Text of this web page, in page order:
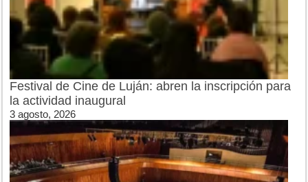
Festival de Cine de Luján: abren la inscripción para
la actividad inaugural
3 agosto, 2026